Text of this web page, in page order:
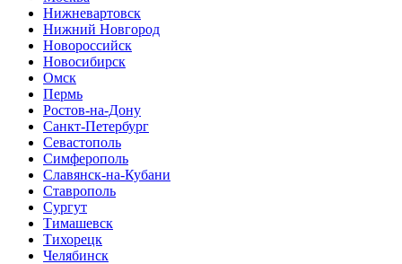
Нижневартовск
Нижний Новгород
Новороссийск
Новосибирск
Омск
Пермь
Ростов-на-Дону
Санкт-Петербург
Севастополь
Симферополь
Славянск-на-Кубани
Ставрополь
Сургут
Тимашевск
Тихорецк
Челябинск